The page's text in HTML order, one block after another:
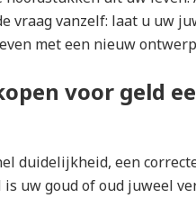
vraag vanzelf: laat u uw
met een nieuw
voor geld
duidelijkheid, een
uw goud of oud juweel